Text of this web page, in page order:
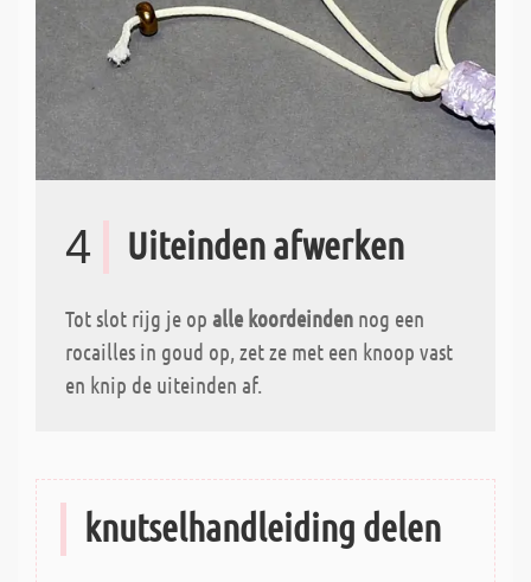
4 Uiteinden afwerken
Tot slot rijg je op alle koordeinden nog een
rocailles in goud op, zet ze met een knoop vast
en knip de uiteinden af.
knutselhandleiding delen